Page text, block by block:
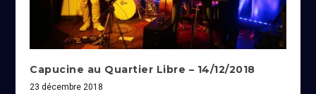
Capucine au Quartier Libre – 14/12/2018
23 décembre 2018